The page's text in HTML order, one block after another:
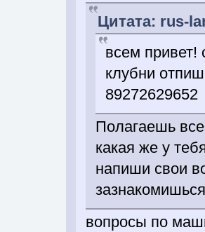
Цитата: rus-
всем
клубни
89272629652
Полагаешь
какая же у
напиши свои
вопросы по